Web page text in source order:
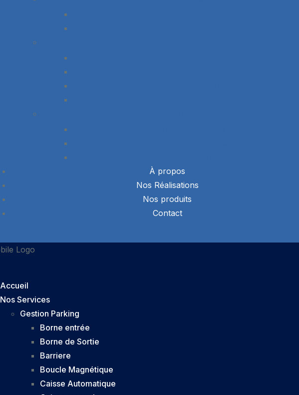
À propos
Nos Réalisations
Nos produits
Contact
Accueil
Nos Services
Gestion Parking
Borne entrée
Borne de Sortie
Barriere
Boucle Magnétique
Caisse Automatique